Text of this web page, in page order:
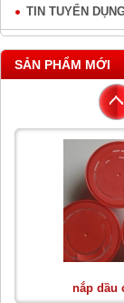
TIN TUYỂN
SẢN PHẨM MỚI
Can Nhựa
nắp dầu